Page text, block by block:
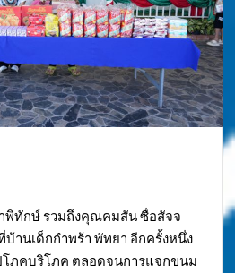
พิทักษ์ รวมถึงคุณคมสัน ซื่อสัจจ
านเด็กกำพร้า พัทยา อีกครั้งหนึ่ง
โภคบริโภค ตลอดจนการแจกขนม